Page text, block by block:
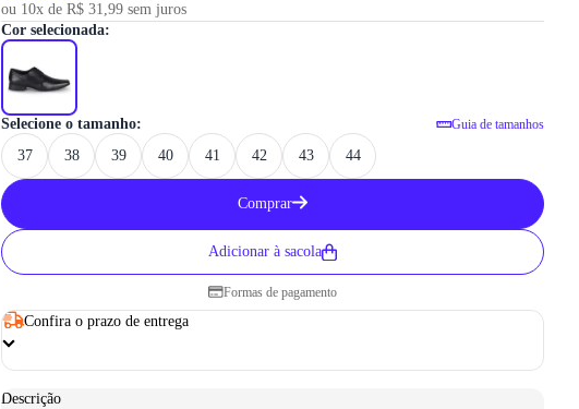
ou 10x de R$ 31,99 sem juros
Selecione o tamanho: Guia de tamanhos
Sapato Social Jota Pe Masculino Air
Como medir seu pé
Centralize o seu pé em uma
2 Faça um risco a partir do seu
3 Repita o risco na frente do dedão
37 38 39 40 41 42 43 44
Cor selecionada:
Comprar
Adicionar à sacola
Formas de pagamento
Confira o prazo de entrega
Descrição